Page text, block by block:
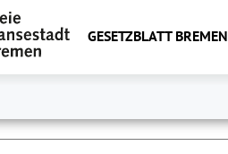
GESETZBLATT BREMEN